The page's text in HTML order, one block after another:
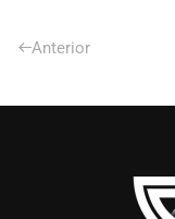
Anterior